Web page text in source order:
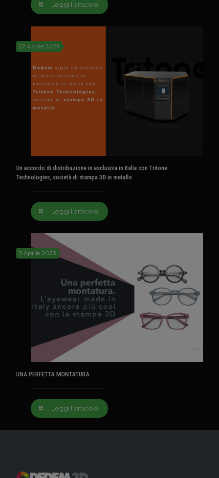
Leggi l'articolo
27 Aprile 2023
Un accordo di distribuzione in esclusiva in Italia con Tritone
Technologies, società di stampa 3D in metallo
Leggi l'articolo
3 Aprile 2023
UNA PERFETTA MONTATURA
Leggi l'articolo